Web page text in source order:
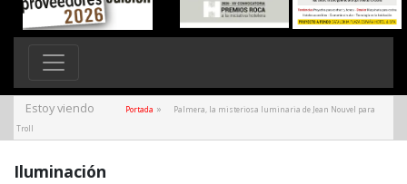
Estoy viendo Portada »
Palmera, la misteriosa luminaria de Jean Nouvel para
Troll
Iluminación